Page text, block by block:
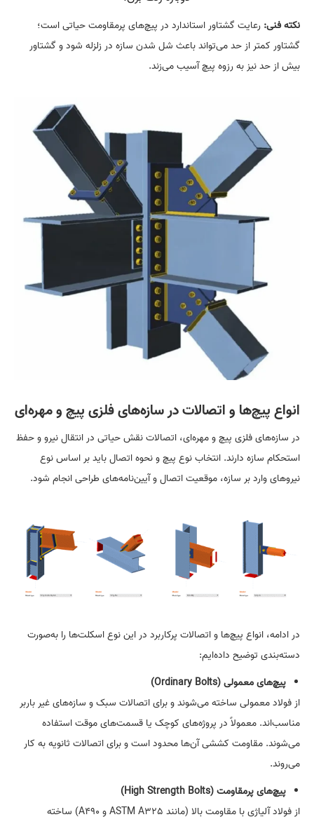
نکته فنی: رعایت گشتاور استاندارد در پیچ‌های پرمقاومت حیاتی است؛
گشتاور کمتر از حد می‌تواند باعث شل شدن سازه در زلزله شود و گشتاور
بیش از حد نیز به رزوه پیچ آسیب می‌زند.
انواع پیچ‌ها و اتصالات در سازه‌های فلزی پیچ و مهره‌ای
در سازه‌های فلزی پیچ و مهره‌ای، اتصالات نقش حیاتی در انتقال نیرو و حفظ
استحکام سازه دارند. انتخاب نوع پیچ و نحوه اتصال باید بر اساس نوع
نیرو‌های وارد بر سازه، موقعیت اتصال و آیین‌نامه‌های طراحی انجام شود.
در ادامه، انواع پیچ‌ها و اتصالات پرکاربرد در این نوع اسکلت‌ها را به‌صورت
دسته‌بندی توضیح داده‌ایم:
پیچ‌های معمولی(Ordinary Bolts)
از فولاد معمولی ساخته می‌شوند و برای اتصالات سبک و سازه‌های غیر باربر
مناسب‌اند. معمولاً در پروژه‌های کوچک یا قسمت‌های موقت استفاده
می‌شوند. مقاومت کششی آن‌ها محدود است و برای اتصالات ثانویه به کار
‌می‌روند.
پیچ‌های پرمقاومت(High Strength Bolts)
از فولاد آلیاژی با مقاومت بالا (مانند ASTM A325 و A490) ساخته